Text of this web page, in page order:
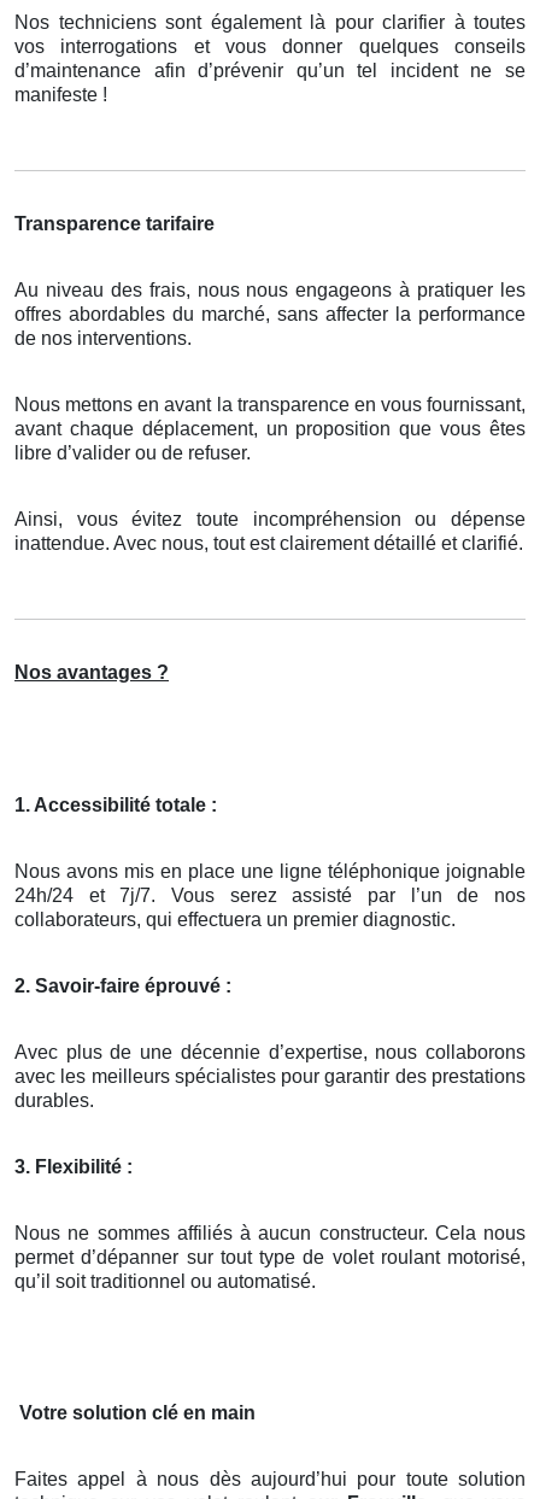
Nos techniciens sont également là pour clarifier à toutes
vos interrogations et vous donner quelques conseils
d’maintenance afin d’prévenir qu’un tel incident ne se
manifeste !
Transparence tarifaire
Au niveau des frais, nous nous engageons à pratiquer les
offres abordables du marché, sans affecter la performance
de nos interventions.
Nous mettons en avant la transparence en vous fournissant,
avant chaque déplacement, un proposition que vous êtes
libre d’valider ou de refuser.
Ainsi, vous évitez toute incompréhension ou dépense
inattendue. Avec nous, tout est clairement détaillé et clarifié.
Nos avantages ?
1. Accessibilité totale :
Nous avons mis en place une ligne téléphonique joignable
24h/24 et 7j/7. Vous serez assisté par l’un de nos
collaborateurs, qui effectuera un premier diagnostic.
2. Savoir-faire éprouvé :
Avec plus de une décennie d’expertise, nous collaborons
avec les meilleurs spécialistes pour garantir des prestations
durables.
3. Flexibilité :
Nous ne sommes affiliés à aucun constructeur. Cela nous
permet d’dépanner sur tout type de volet roulant motorisé,
qu’il soit traditionnel ou automatisé.
Votre solution clé en main
Faites appel à nous dès aujourd’hui pour toute solution